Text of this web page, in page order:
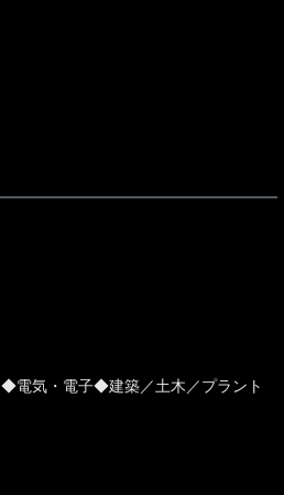
電気・電子◆建築／土木／プラント